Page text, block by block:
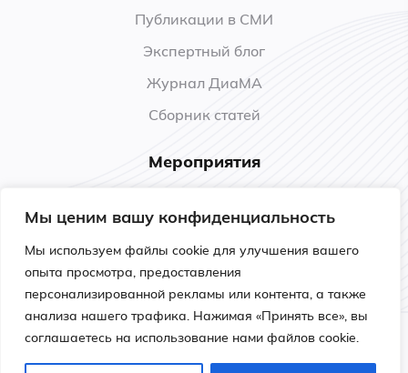
Мы ценим вашу конфиденциальность
Мы используем файлы cookie для улучшения вашего
опыта просмотра, предоставления
персонализированной рекламы или контента, а также
анализа нашего трафика. Нажимая «Принять все», вы
соглашаетесь на использование нами файлов cookie.
Публикации в СМИ
Экспертный блог
Журнал ДиаМА
Сборник статей
Мероприятия
Анонсы
Прошедшие мероприятия
Обучение
Политика конфиденциальности